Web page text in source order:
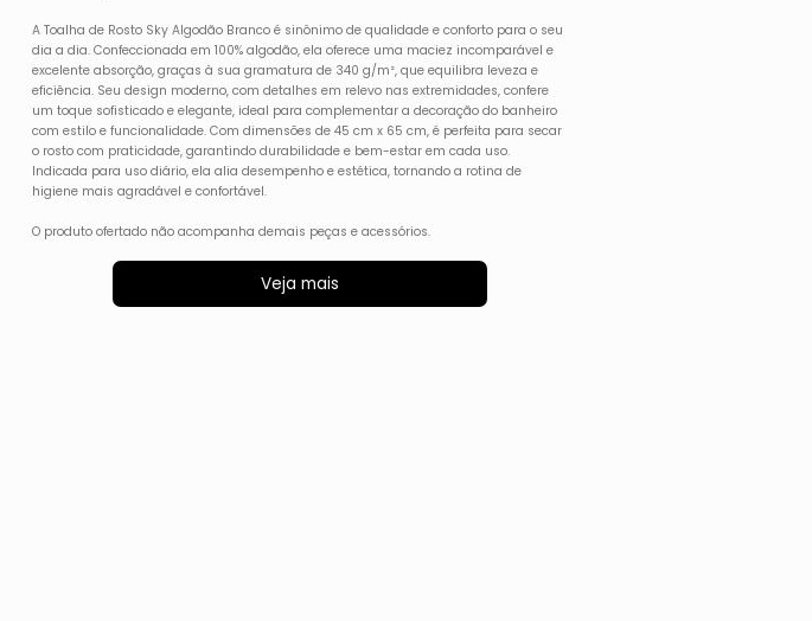
A Toalha de Rosto Sky Algodão Branco é sinônimo de qualidade e conforto para o seu
dia a dia. Confeccionada em 100% algodão, ela oferece uma maciez incomparável e
excelente absorção, graças à sua gramatura de 340 g/m², que equilibra leveza e
eficiência. Seu design moderno, com detalhes em relevo nas extremidades, confere
um toque sofisticado e elegante, ideal para complementar a decoração do banheiro
com estilo e funcionalidade. Com dimensões de 45 cm x 65 cm, é perfeita para secar
o rosto com praticidade, garantindo durabilidade e bem-estar em cada uso.
Indicada para uso diário, ela alia desempenho e estética, tornando a rotina de
higiene mais agradável e confortável.
O produto ofertado não acompanha demais peças e acessórios.
Veja mais